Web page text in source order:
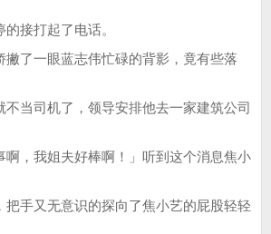
接打起了电话。
了一眼蓝志伟忙碌的背影，竟有些落
当司机了，领导安排他去一家建筑公司
，我姐夫好棒啊！」听到这个消息焦小
手又无意识的探向了焦小艺的屁股轻轻